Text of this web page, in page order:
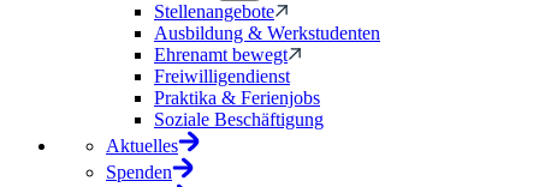
Stellenangebote
Ausbildung & Werkstudenten
Ehrenamt bewegt
Freiwilligendienst
Praktika & Ferienjobs
Soziale Beschäftigung
Aktuelles
Spenden